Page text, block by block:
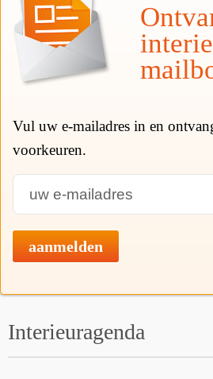
Vul uw e-mailadres in en
voorkeuren.
aanmelden
Interieuragenda